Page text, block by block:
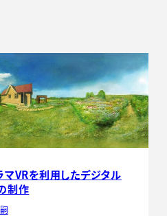
マVRを利用したデジタル
制作